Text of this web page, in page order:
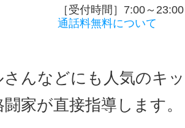
［受付時間］7:00～23:00
通話料無料について
んなどにも人気のキ
家が直接指導します。